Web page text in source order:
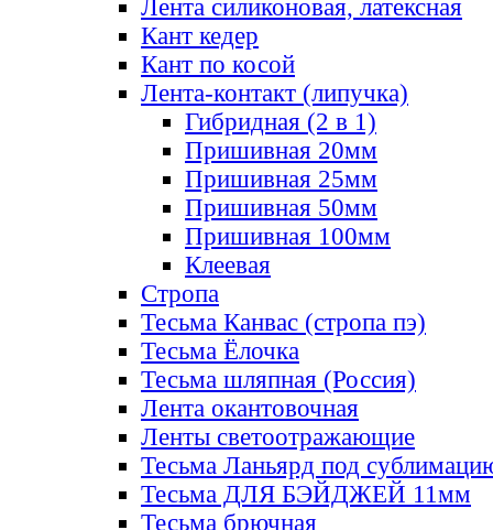
Лента силиконовая, латексная
Кант кедер
Кант по косой
Лента-контакт (липучка)
Гибридная (2 в 1)
Пришивная 20мм
Пришивная 25мм
Пришивная 50мм
Пришивная 100мм
Клеевая
Стропа
Тесьма Канвас (стропа пэ)
Тесьма Ёлочка
Тесьма шляпная (Россия)
Лента окантовочная
Ленты светоотражающие
Тесьма Ланьярд под
Тесьма ДЛЯ БЭЙДЖЕЙ 11мм
Тесьма брючная